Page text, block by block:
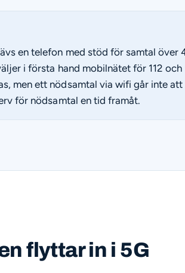
en telefon med stöd för samtal över
i första hand mobilnätet för 112
men ett nödsamtal via wifi går inte
för nödsamtal en tid framåt.
flyttar in i 5G